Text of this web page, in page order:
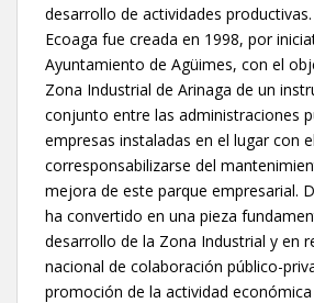
desarrollo de actividades productivas.
Ecoaga fue creada en 1998, por
Ayuntamiento de Agüimes, con el
Zona Industrial de Arinaga de un
conjunto entre las administraciones
empresas instaladas en el lugar con
corresponsabilizarse del
mejora de este parque empresarial.
ha convertido en una pieza
desarrollo de la Zona Industrial y en
nacional de colaboración público-
promoción de la actividad